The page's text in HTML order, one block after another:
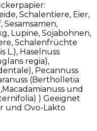
Schalentiere, Eier,
Sesamsamen,
Lupine, Sojabohnen,
Schalenfrüchte
L.), Haselnuss
regia),
Pecannuss
(Bertholletia
und
) Geeignet
und Ovo-Lakto